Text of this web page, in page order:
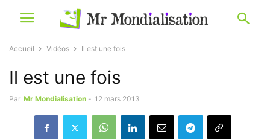
Accueil Vidéos Il est une fois
Il est une fois
Par Mr Mondialisation - 12 mars 2013